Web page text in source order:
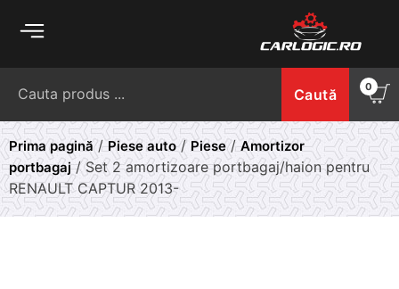
Caută 0
Prima pagină/Piese auto/ Piese/Amortizor
portbagaj/ Set 2 amortizoare portbagaj/haion pentru
RENAULT CAPTUR 2013-